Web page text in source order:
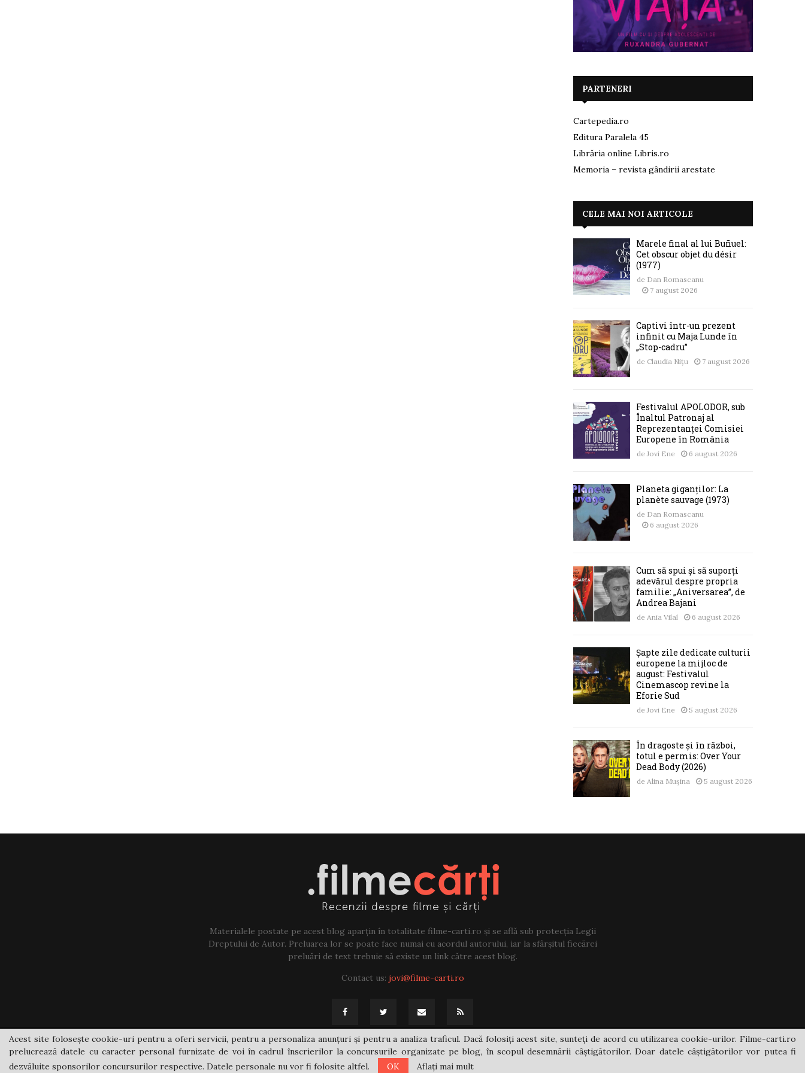
PARTENERI
Cartepedia.ro
Editura Paralela 45
Librăria online Libris.ro
Memoria – revista gândirii arestate
CELE MAI NOI ARTICOLE
Marele final al lui Buñuel:
Cet obscur objet du désir
(1977)
de Dan Romascanu
7 august 2026
Captivi într-un prezent
infinit cu Maja Lunde în
„Stop-cadru”
de Claudia Nițu 7 august 2026
Festivalul APOLODOR, sub
Înaltul Patronaj al
Reprezentanței Comisiei
Europene în România
de Jovi Ene 6 august 2026
Planeta giganților: La
planète sauvage (1973)
de Dan Romascanu
6 august 2026
Cum să spui și să suporți
adevărul despre propria
familie: „Aniversarea”, de
Andrea Bajani
de Ania Vilal 6 august 2026
Șapte zile dedicate culturii
europene la mijloc de
august: Festivalul
Cinemascop revine la
Eforie Sud
de Jovi Ene 5 august 2026
În dragoste și în război,
totul e permis: Over Your
Dead Body (2026)
de Alina Mușina 5 august 2026
Materialele postate pe acest blog aparțin în totalitate filme-carti.ro și se află sub protecția Legii
Dreptului de Autor. Preluarea lor se poate face numai cu acordul autorului, iar la sfârșitul fiecărei
preluări de text trebuie să existe un link către acest blog.
Contact us: jovi@filme-carti.ro
@2021 - filme-carti.ro
Acest site folosește cookie-uri pentru a oferi servicii, pentru a personaliza anunțuri și pentru a analiza traficul. Dacă folosiți acest site, sunteți de acord cu utilizarea cookie-urilor. Filme-carti.ro
prelucrează datele cu caracter personal furnizate de voi în cadrul înscrierilor la concursurile organizate pe blog, în scopul desemnării câștigătorilor. Doar datele câștigătorilor vor putea fi
dezvăluite sponsorilor concursurilor respective. Datele personale nu vor fi folosite altfel.
OK Aflați mai mult